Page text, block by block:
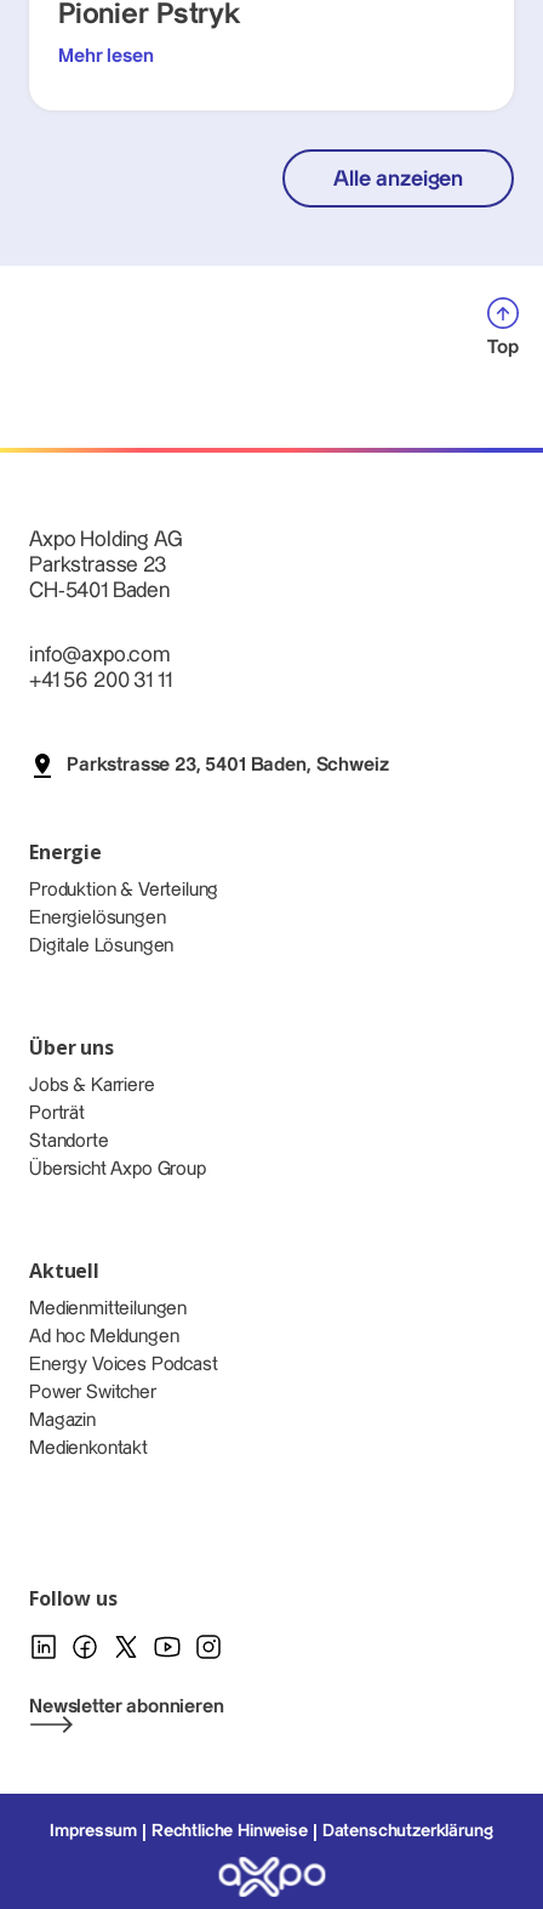
Pionier Pstryk
Mehr lesen
Alle anzeigen
Top
Axpo Holding AG
Parkstrasse 23
CH-5401 Baden
info@axpo.com
+41 56 200 31 11
Parkstrasse 23, 5401 Baden, Schweiz
Energie
Produktion & Verteilung
Energielösungen
Digitale Lösungen
Über uns
Jobs & Karriere
Porträt
Standorte
Übersicht Axpo Group
Aktuell
Medienmitteilungen
Ad hoc Meldungen
Energy Voices Podcast
Power Switcher
Magazin
Medienkontakt
Follow us
Newsletter abonnieren
Impressum Rechtliche Hinweise Datenschutzerklärung